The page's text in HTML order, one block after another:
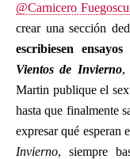
@Carnicero
crear una sección
escribiesen
Vientos de Invierno,
Martin publique el
hasta que finalmente
expresar qué esperan
Invierno, siempre